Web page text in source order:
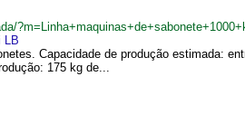
LB
Capacidade de produção estimada:
175 kg de...